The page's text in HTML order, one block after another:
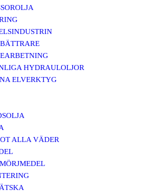
HYDRAULOLJOR
ELVERKTYG
ALLA VÄDER